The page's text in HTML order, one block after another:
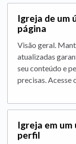
Igreja de um
página
Visão geral.
atualizadas
seu conteúdo e
precisas. Acesse
Igreja em
perfil